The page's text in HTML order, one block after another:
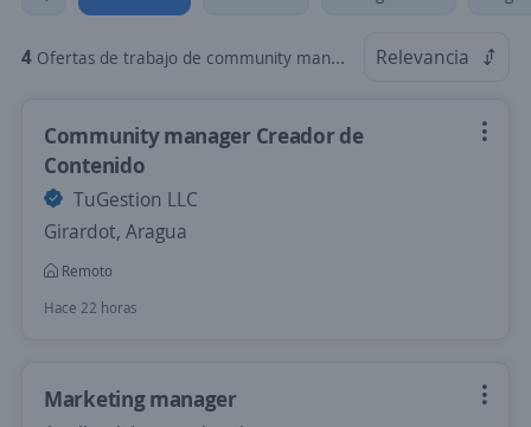
4 Ofertas de trabajo de community manager en Andrés Eloy Blanco, Lara Relevancia
Community manager Creador de
Contenido
TuGestion LLC
Girardot, Aragua
Remoto
Hace 22 horas
Marketing manager